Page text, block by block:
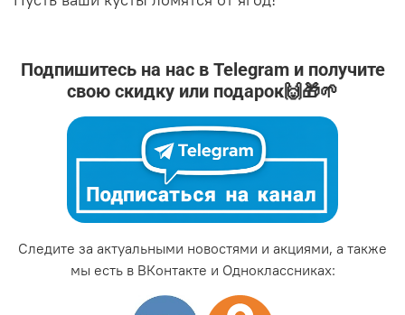
Подпишитесь на нас в Telegram и получите
свою скидку или подарок🙌🎁🌱
Следите за актуальными новостями и акциями, а также
мы есть в ВКонтакте и Одноклассниках: